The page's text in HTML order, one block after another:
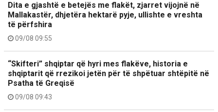
Dita e gjashtë e betejës me flakët, zjarret vijojnë në
Mallakastër, dhjetëra hektarë pyje, ullishte e vreshta
të përfshira
09/08 09:55
“Skifteri” shqiptar që hyri mes flakëve, historia e
shqiptarit që rrezikoi jetën për të shpëtuar shtëpitë në
Psatha të Greqisë
09/08 09:43